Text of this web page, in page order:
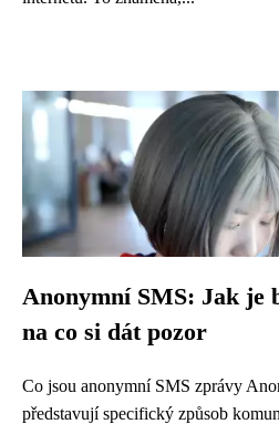
Anonymní SMS: Jak je
na co si dát pozor
Co jsou anonymní SMS zprávy
představují specifický způsob